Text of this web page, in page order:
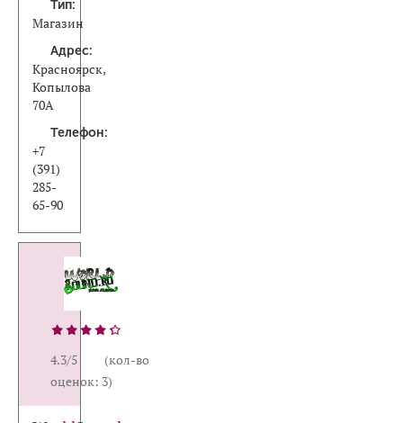
Тип:
Магазин
Адрес:
Красноярск,
Копылова
70А
Телефон:
+7
(391)
285-
65-90
4.3/5 (кол-во
оценок: 3)